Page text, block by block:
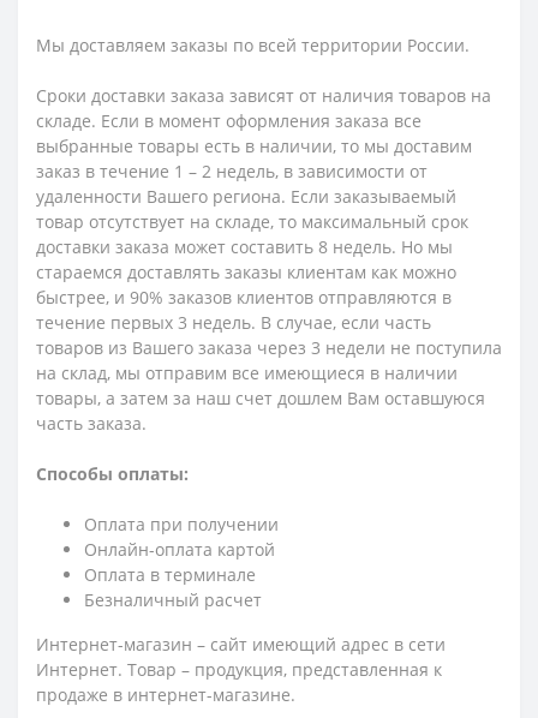
Мы доставляем заказы по всей территории России.
Сроки доставки заказа зависят от наличия товаров на
складе. Если в момент оформления заказа все
выбранные товары есть в наличии, то мы доставим
заказ в течение 1 – 2 недель, в зависимости от
удаленности Вашего региона. Если заказываемый
товар отсутствует на складе, то максимальный срок
доставки заказа может составить 8 недель. Но мы
стараемся доставлять заказы клиентам как можно
быстрее, и 90% заказов клиентов отправляются в
течение первых 3 недель. В случае, если часть
товаров из Вашего заказа через 3 недели не поступила
на склад, мы отправим все имеющиеся в наличии
товары, а затем за наш счет дошлем Вам оставшуюся
часть заказа.
Способы оплаты:
Оплата при получении
Онлайн-оплата картой
Оплата в терминале
Безналичный расчет
Интернет-магазин – сайт имеющий адрес в сети
Интернет. Товар – продукция, представленная к
продаже в интернет-магазине.